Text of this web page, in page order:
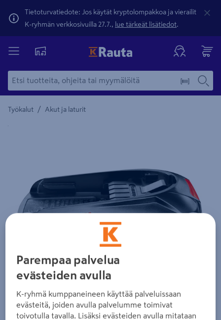
Tietoturvatiedote: Jos käytät kryptolompakkoa ja vierailit
K-ryhmän verkkosivuilla 27.7., lue tärkeät lisätiedot.
Työkalut / Akut ja laturit
Yksityiskohtainen kuvaus löytyy Tuotteen kuvaus -
Parempaa palvelua
evästeiden avulla
K-ryhmä kumppaneineen käyttää palveluissaan
evästeitä, joiden avulla palvelumme toimivat
toivotulla tavalla. Lisäksi evästeiden avulla mitataan